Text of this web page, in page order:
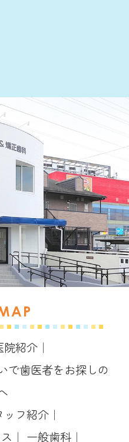
院紹介 ｜
で歯医者をお探しの
ッフ紹介 ｜
｜ 一般歯科 ｜